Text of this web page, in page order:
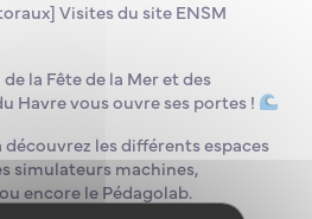
Visites du site ENSM
la Fête de la Mer et des
Havre vous ouvre ses portes !
les différents espaces
simulateurs machines,
encore le Pédagolab.